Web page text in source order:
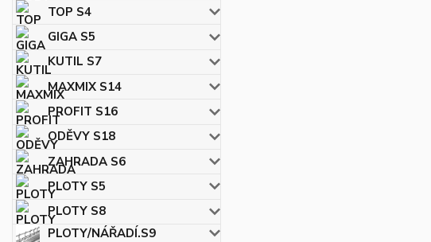
TOP S4
GIGA S5
KUTIL S7
MAXMIX S14
PROFIT S16
ODĚVY S18
ZAHRADA S6
PLOTY S5
PLOTY S8
PLOTY/NÁŘADÍ.S9